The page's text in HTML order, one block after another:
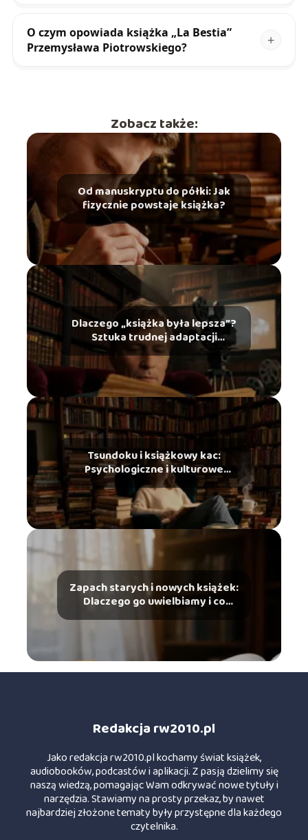
O czym opowiada książka „La Bestia”
Przemysława Piotrowskiego?
Zobacz także:
Od manuskryptu do półki: Jak
fizycznie powstaje książka?
Dlaczego „książka była lepsza”?
Sztuka trudnej adaptacji
literackiej na ekran
Tsundoku i książkowy kac:
Psychologiczne i kulturowe
zjawiska ze świata czytelników
Zapach starych i nowych książek:
Dlaczego go uwielbiamy i co
mówi o tym chemia?
Redakcja rw2010.pl
Jako redakcja rw2010.pl kochamy świat książek,
audiobooków, podcastów i aplikacji. Z pasją dzielimy się
naszą wiedzą, pomagając Wam odkrywać nowe tytuły i
narzędzia. Stawiamy na prosty przekaz, by nawet
najbardziej złożone tematy były przystępne dla każdego
czytelnika.